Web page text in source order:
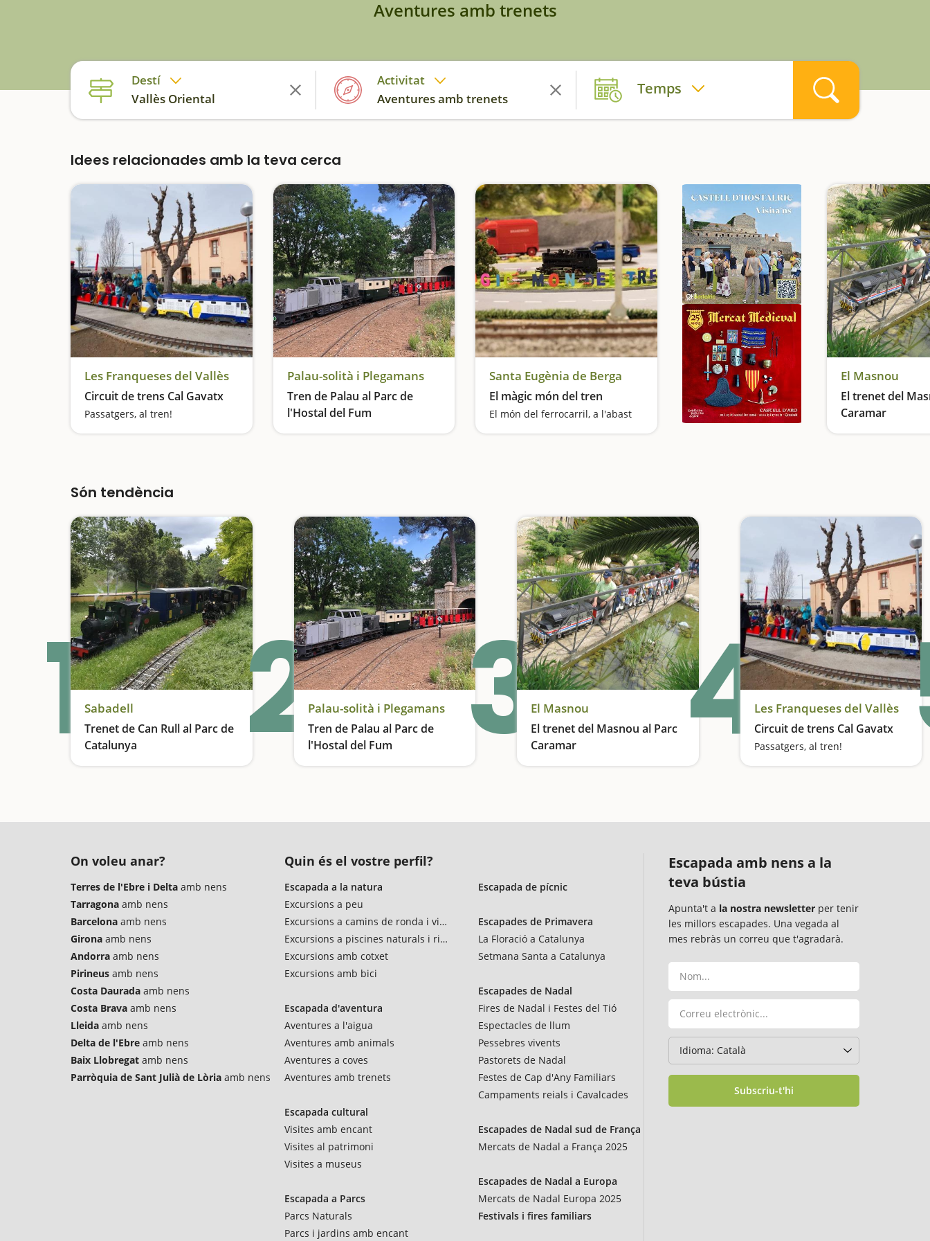
Aventures amb trenets
Destí
Vallès Oriental
Activitat
Aventures amb trenets
Temps
Idees relacionades amb la teva cerca
Les Franqueses del Vallès
Circuit de trens Cal Gavatx
Passatgers, al tren!
Palau-solità i Plegamans
Tren de Palau al Parc de
l'Hostal del Fum
Viatgem en tren!
Santa Eugènia de Berga
El màgic món del tren
El món del ferrocarril, a l'abast
El Masnou
El trenet del
Caramar
Són tendència
1Sabadell
Trenet de Can Rull al Parc de
Catalunya
Una activitat ideal per fer amb nens a prop de Barcelona 2Palau-solità i Plegamans
Tren de Palau al Parc de
l'Hostal del Fum
Viatgem en tren! 3El Masnou
El trenet del Masnou al Parc
Caramar
Un parc lúdic amb gran varietat d'arbres i un trenet4Les Franqueses del Vallès
Circuit de trens Cal Gavatx
Passatgers, al tren!
On voleu anar?
Terres de l'Ebre i Delta amb nens
Tarragona amb nens
Barcelona amb nens
Girona amb nens
Andorra amb nens
Pirineus amb nens
Costa Daurada amb nens
Costa Brava amb nens
Lleida amb nens
Delta de l'Ebre amb nens
Baix Llobregat amb nens
Parròquia de Sant Julià de Lòria amb nens
Quin és el vostre perfil?
Escapada a la natura
Excursions a peu
Excursions a camins de ronda i vies verdes
Excursions a piscines naturals i rius
Excursions amb cotxet
Excursions amb bici
Escapada d'aventura
Aventures a l'aigua
Aventures amb animals
Aventures a coves
Aventures amb trenets
Escapada cultural
Visites amb encant
Visites al patrimoni
Visites a museus
Escapada a Parcs
Parcs Naturals
Parcs i jardins amb encant
Escapada de pícnic
Escapades de Primavera
La Floració a Catalunya
Setmana Santa a Catalunya
Escapades de Nadal
Fires de Nadal i Festes del Tió
Espectacles de llum
Pessebres vivents
Pastorets de Nadal
Festes de Cap d'Any Familiars
Campaments reials i Cavalcades
Escapades de Nadal sud de França
Mercats de Nadal a França 2025
Escapades de Nadal a Europa
Mercats de Nadal Europa 2025
Festivals i fires familiars
Escapada amb nens a la
teva bústia
Apunta't a la nostra newsletter per tenir
les millors escapades. Una vegada al
mes rebràs un correu que t'agradarà.
Subscriu-t'hi